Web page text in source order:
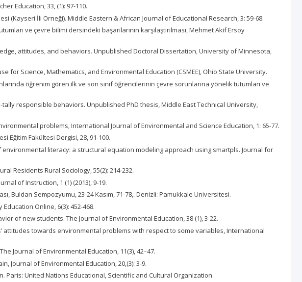
Education, 33, (1): 97-110.
(Kayseri İli Örneği). Middle Eastern & African Journal of Educational Research, 3: 59-68.
ve çevre bilimi dersindeki başarılarının karşılaştırılması, Mehmet Akif Ersoy
attitudes, and behaviors. Unpublished Doctoral Dissertation, University of Minnesota,
for Science, Mathematics, and Environmental Education (CSMEE), Ohio State University.
öğrenim gören ilk ve son sınıf öğrencilerinin çevre sorunlarına yönelik tutumları ve
responsible behaviors. Unpublished PhD thesis, Middle East Technical University,
problems, International Journal of Environmental and Science Education, 1: 65-77.
Eğitim Fakültesi Dergisi, 28, 91-100.
literacy: a structural equation modeling approach using smartpls. Journal for
Residents Rural Sociology, 55(2): 214-232.
of Instruction, 1 (1) (2013), 9-19.
Buldan Sempozyumu, 23-24 Kasım, 71-78,. Denizli: Pamukkale Üniversitesi.
Online, 6(3): 452-468.
of new students. The Journal of Environmental Education, 38 (1), 3-22.
attitudes towards environmental problems with respect to some variables, International
Journal of Environmental Education, 11(3), 42–47.
Journal of Environmental Education, 20,(3): 3-9.
Paris: United Nations Educational, Scientific and Cultural Organization.